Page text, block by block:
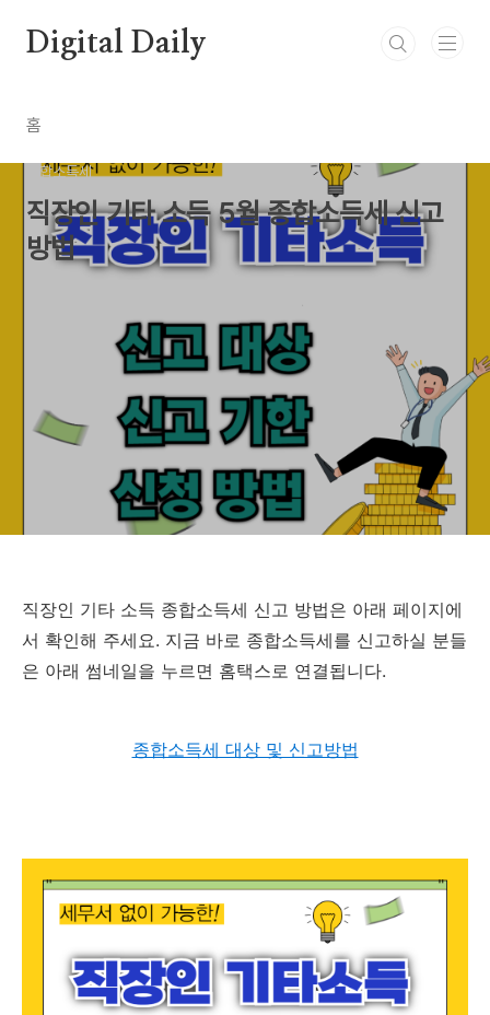
Digital Daily
홈
종합소득세
직장인 기타 소득 5월 종합소득세 신고
방법
직장인 기타 소득 종합소득세 신고 방법은 아래 페이지에
서 확인해 주세요. 지금 바로 종합소득세를 신고하실 분들
은 아래 썸네일을 누르면 홈택스로 연결됩니다.
종합소득세 대상 및 신고방법